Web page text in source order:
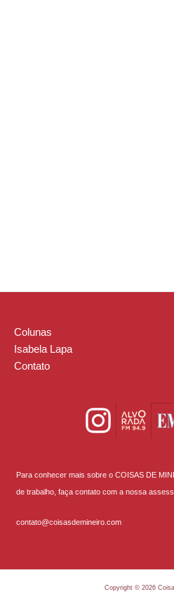
Colunas
Isabela Lapa
Contato
Para conhecer mais sobre o COISAS DE
de trabalho, faça contato com a nossa
contato@coisasdemineiro.com
Copyright © 2026